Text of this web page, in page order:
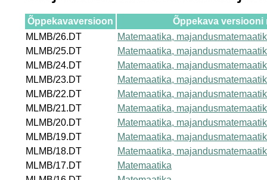
Õppekavaversioon
Õppekava versiooni
MLMB/26.DT
Matemaatika,
MLMB/25.DT
Matemaatika,
MLMB/24.DT
Matemaatika,
MLMB/23.DT
Matemaatika,
MLMB/22.DT
Matemaatika,
MLMB/21.DT
Matemaatika,
MLMB/20.DT
Matemaatika,
MLMB/19.DT
Matemaatika,
MLMB/18.DT
Matemaatika,
MLMB/17.DT
Matemaatika